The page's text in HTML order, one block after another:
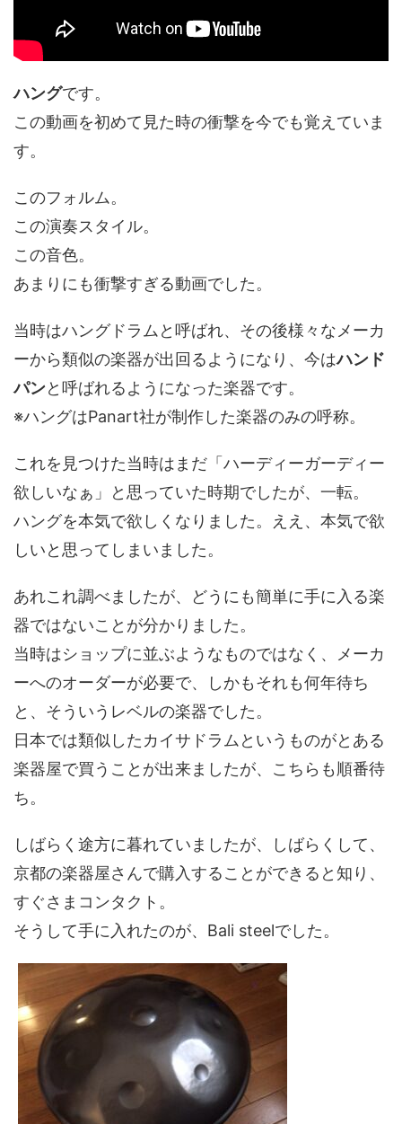
ハングです。
この動画を初めて見た時の衝撃を今でも覚えていま
す。
このフォルム。
この演奏スタイル。
この音色。
あまりにも衝撃すぎる動画でした。
当時はハングドラムと呼ばれ、その後様々なメーカ
ーから類似の楽器が出回るようになり、今はハンド
パンと呼ばれるようになった楽器です。
※ハングはPanart社が制作した楽器のみの呼称。
これを見つけた当時はまだ「ハーディーガーディー
欲しいなぁ」と思っていた時期でしたが、一転。
ハングを本気で欲しくなりました。ええ、本気で欲
しいと思ってしまいました。
あれこれ調べましたが、どうにも簡単に手に入る楽
器ではないことが分かりました。
当時はショップに並ぶようなものではなく、メーカ
ーへのオーダーが必要で、しかもそれも何年待ち
と、そういうレベルの楽器でした。
日本では類似したカイサドラムというものがとある
楽器屋で買うことが出来ましたが、こちらも順番待
ち。
しばらく途方に暮れていましたが、しばらくして、
京都の楽器屋さんで購入することができると知り、
すぐさまコンタクト。
そうして手に入れたのが、Bali steelでした。